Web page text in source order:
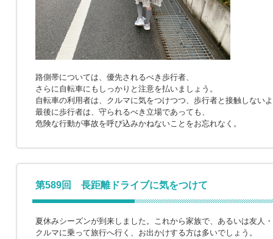
路側帯については、優先されるべき歩行者、
さらに自転車にもしっかりと注意を払いましょう。
自転車の利用者は、クルマに気をつけつつ、歩行者と接触しない
最後に歩行者は、守られるべき立場であっても、
危険な行動が事故を呼び込みかねないことをお忘れなく。
第589回 長距離ドライブに気をつけて
夏休みシーズンが到来しました。これから家族で、あるいは友人
クルマに乗って旅行へ行く、お出かけする方は多いでしょう。